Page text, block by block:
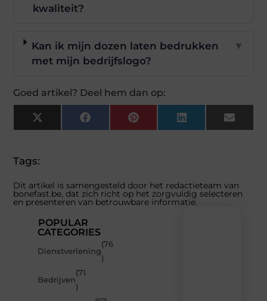
kwaliteit?
Kan ik mijn dozen laten bedrukken
met mijn bedrijfslogo?
▼
Goed artikel? Deel hem dan op:
X
(Twitter)
FacebookPinterestLinkedInEmail
Tags:
Dit artikel is samengesteld door het redactieteam van
bonefast.be, dat zich richt op het zorgvuldig selecteren
en presenteren van betrouwbare informatie.
POPULAR
CATEGORIES
Dienstverlening
(76
)
Bedrijven
(71
)